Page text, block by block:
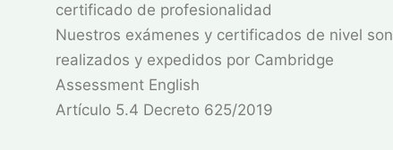
certificado de profesionalidad
Nuestros exámenes y certificados de nivel son
realizados y expedidos por Cambridge
Assessment English
Artículo 5.4 Decreto 625/2019